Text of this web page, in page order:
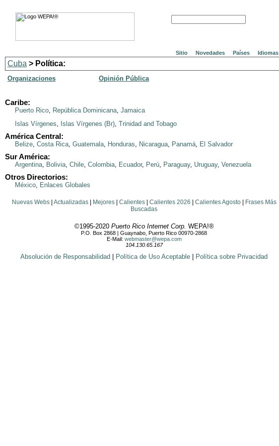
Sitio Novedades Países Idiomas
Cuba > Política:
Organizaciones Opinión Pública
Caribe:
Puerto Rico, República Dominicana, Jamaica
Islas Vírgenes, Islas Vírgenes (Br), Trinidad and Tobago
América Central:
Belize, Costa Rica, Guatemala, Honduras, Nicaragua, Panamá, El Salvador
Sur América:
Argentina, Bolivia, Chile, Colombia, Ecuador, Perú, Paraguay, Uruguay, Venezuela
Otros Directorios:
México, Enlaces Globales
Nuevas Webs| Actualizadas| Mejores| Calientes| Calientes 2026 Calientes Agosto|
Frases Más
Buscadas
©1995-2020 Puerto Rico Internet Corp. WEPA!®
P.O. Box 2868 | Guaynabo, Puerto Rico 00970-2868
E-Mail: webmaster@wepa.com
104.130.65.167
Absolución de Responsabilidad Política de Uso Aceptable Política sobre Privacidad